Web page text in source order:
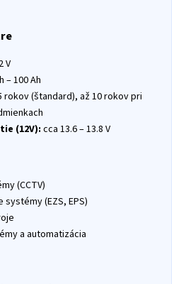
V
– 100 Ah
rokov (štandard), až 10 rokov pri
(12V): cca 13.6 – 13.8 V
(CCTV)
(EZS, EPS)
a automatizácia